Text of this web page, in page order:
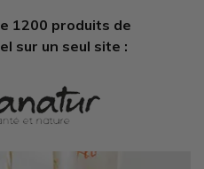
1200 produits de
sur un seul site :